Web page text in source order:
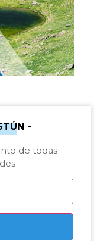
-
de todas